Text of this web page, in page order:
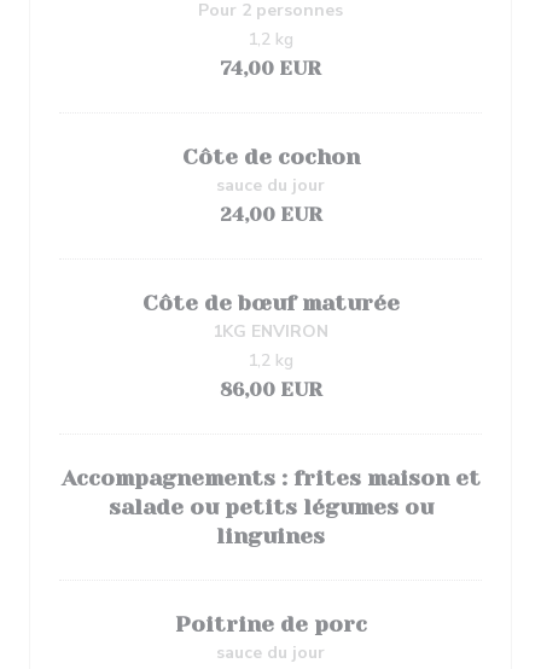
Pour 2 personnes
74,00 EUR
1,2 kg
Côte de cochon
sauce du jour
24,00 EUR
Côte de bœuf maturée
1KG ENVIRON
86,00 EUR
1,2 kg
Accompagnements : frites maison et
salade ou petits légumes ou
linguines
Poitrine de porc
sauce du jour